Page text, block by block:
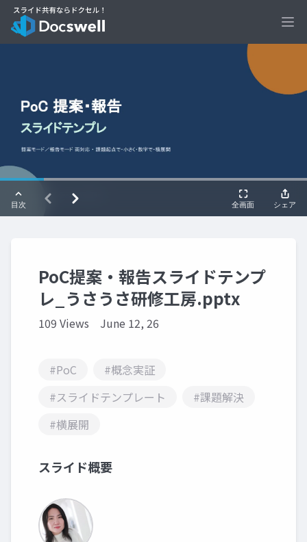
PoC提案・報告スライドテンプ
レ_うさうさ研修工房.pptx
109 Views June 12, 26
#PoC
#概念実証
#スライドテンプレート
#課題解決
#横展開
スライド概要